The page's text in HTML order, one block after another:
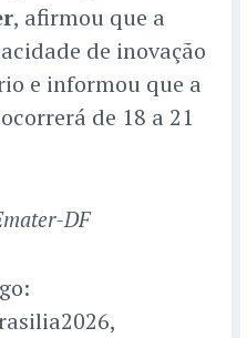
, afirmou que a
de inovação
e informou que a
ocorrerá de 18 a 21
DF